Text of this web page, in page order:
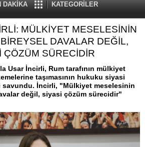
DAKİKA KATEGORİLER
MÜLKİYET MESELESİNİN
DAVALAR DEĞİL,
ÇÖZÜM SÜRECİDİR
Usar İncirli, Rum tarafının mülkiyet
taşımasının hukuku siyasi
İncirli, "Mülkiyet meselesinin
değil, siyasi çözüm sürecidir"